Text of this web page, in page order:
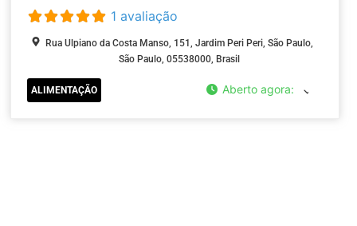
1 avaliação
Rua Ulpiano da Costa Manso, 151, Jardim Peri Peri, São Paulo,
São Paulo, 05538000, Brasil
ALIMENTAÇÃO Aberto agora: